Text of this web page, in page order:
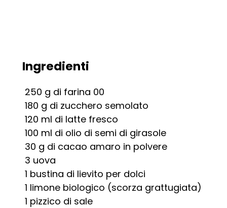
Ingredienti
250 g di farina 00
180 g di zucchero semolato
120 ml di latte fresco
100 ml di olio di semi di girasole
30 g di cacao amaro in polvere
3 uova
1 bustina di lievito per dolci
1 limone biologico (scorza grattugiata)
1 pizzico di sale